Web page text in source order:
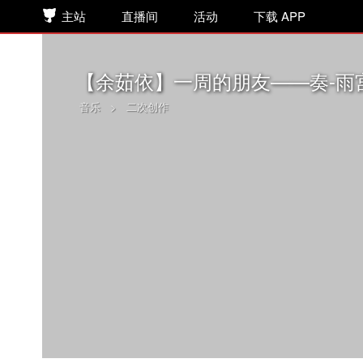
主站 直播间 活动 下载 APP
【余茹依】一周的朋友——奏-雨
音乐 > 二次创作